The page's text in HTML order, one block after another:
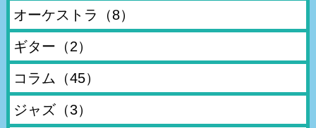
オーケストラ （8）
ギター （2）
コラム （45）
ジャズ（3）